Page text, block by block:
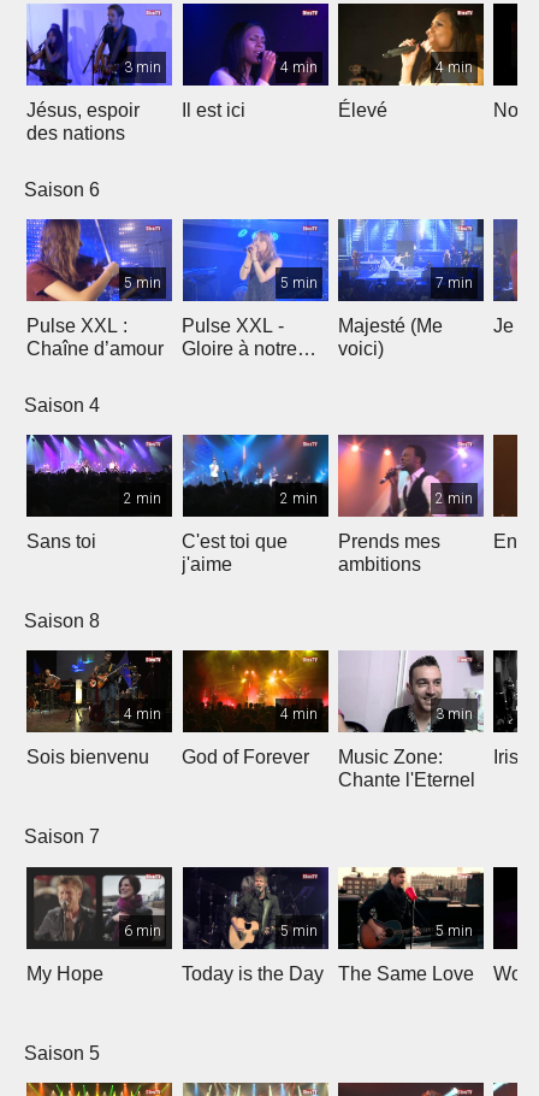
3 min
Jésus, espoir
des nations
4 min
Il est ici
4 min
Élevé
Saison 6
5 min
Pulse XXL :
Chaîne d’amour
5 min
Pulse XXL -
Gloire à notre
7 min
Majesté (Me
voici)
Je te
Saison 4
2 min
Sans toi
2 min
C'est toi que
j'aime
2 min
Prends mes
ambitions
Saison 8
4 min
Sois bienvenu
4 min
God of Forever
3 min
Music Zone:
Chante l'Eternel
Irish
Saison 7
6 min
My Hope
5 min
Today is the Day
5 min
The Same Love
Saison 5